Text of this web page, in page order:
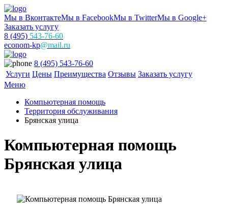
Мы в ВконтактеМы в FacebookМы в TwitterМы в Google+
Заказать услугу
8 (495) 543-76-60
econom-kp@mail.ru
8 (495) 543-76-60
Услуги Цены Преимущества Отзывы Заказать услугу
Меню
Компьютерная помощь
Территория обслуживания
Брянская улица
Компьютерная помощь
Брянская улица